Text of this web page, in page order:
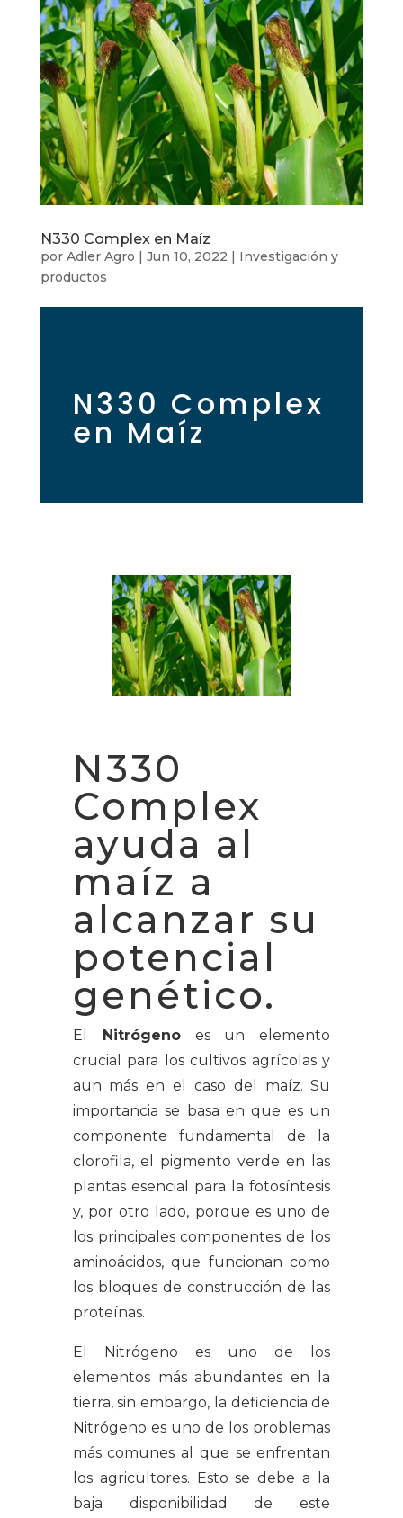
N330 Complex en Maíz
por Adler Agro | Jun 10, 2022 | Investigación y
productos
N330 Complex
en Maíz
N330
Complex
ayuda al
maíz a
alcanzar su
potencial
genético.
El Nitrógenoes un elemento
crucial para los cultivos agrícolas y
aun más en el caso del maíz. Su
importancia se basa en que es un
componente fundamental de la
clorofila, el pigmento verde en las
plantas esencial para la fotosíntesis
y, por otro lado, porque es uno de
los principales componentes de los
aminoácidos, que funcionan como
los bloques de construcción de las
proteínas.
El Nitrógeno es uno de los
elementos más abundantes en la
tierra, sin embargo, la deficiencia de
Nitrógeno es uno de los problemas
más comunes al que se enfrentan
los agricultores. Esto se debe a la
baja disponibilidad de este